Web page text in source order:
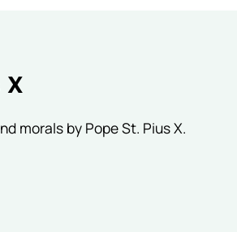
X
morals by Pope St. Pius X.